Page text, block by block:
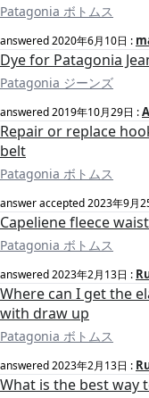
Patagonia ボトムス
answered2020年6月10日 :
Dye for Patagonia
Patagonia ジーンズ
answered2019年10月29日 :
Repair or replace
belt
Patagonia ボトムス
answer accepted2023年9月
Capeliene fleece
Patagonia ボトムス
answered2023年2月13日 :
Where can I get the
with draw up
Patagonia ボトムス
answered2023年2月13日 :
What is the best way